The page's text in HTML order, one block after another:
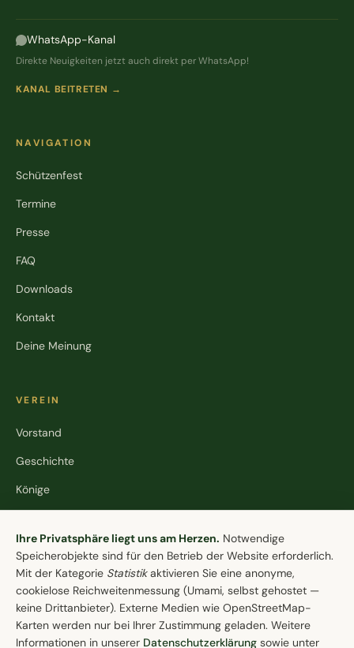
WhatsApp-Kanal
Direkte Neuigkeiten jetzt auch direkt per WhatsApp!
KANAL BEITRETEN →
NAVIGATION
Schützenfest
Termine
Presse
FAQ
Downloads
Kontakt
Deine Meinung
VEREIN
Vorstand
Geschichte
Könige
KONTAKT
Schützenverein Lohne e.V. von 1608
Brinkstraße 84
49393 Lohne (Oldb.)
Cookie-Einstellungen
Ihre Privatsphäre liegt uns am Herzen. Notwendige
Speicherobjekte sind für den Betrieb der Website erforderlich.
Mit der Kategorie Statistikaktivieren Sie eine anonyme,
cookielose Reichweitenmessung (Umami, selbst gehostet —
keine Drittanbieter). Externe Medien wie OpenStreetMap-
Karten werden nur bei Ihrer Zustimmung geladen. Weitere
Informationen in unserer Datenschutzerklärung sowie unter